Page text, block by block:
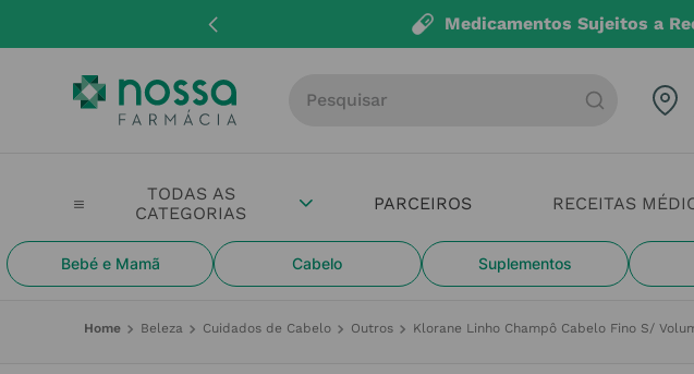
para encomendar
PARCEIROS RECEITAS
Bebé e Mamã Cabelo Suplementos
Beleza Cuidados de Cabelo Outros Klorane Linho Champô Cabelo Fino S/